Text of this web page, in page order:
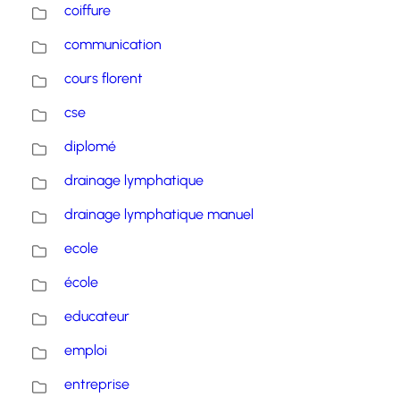
coiffure
communication
cours florent
cse
diplomé
drainage lymphatique
drainage lymphatique manuel
ecole
école
educateur
emploi
entreprise